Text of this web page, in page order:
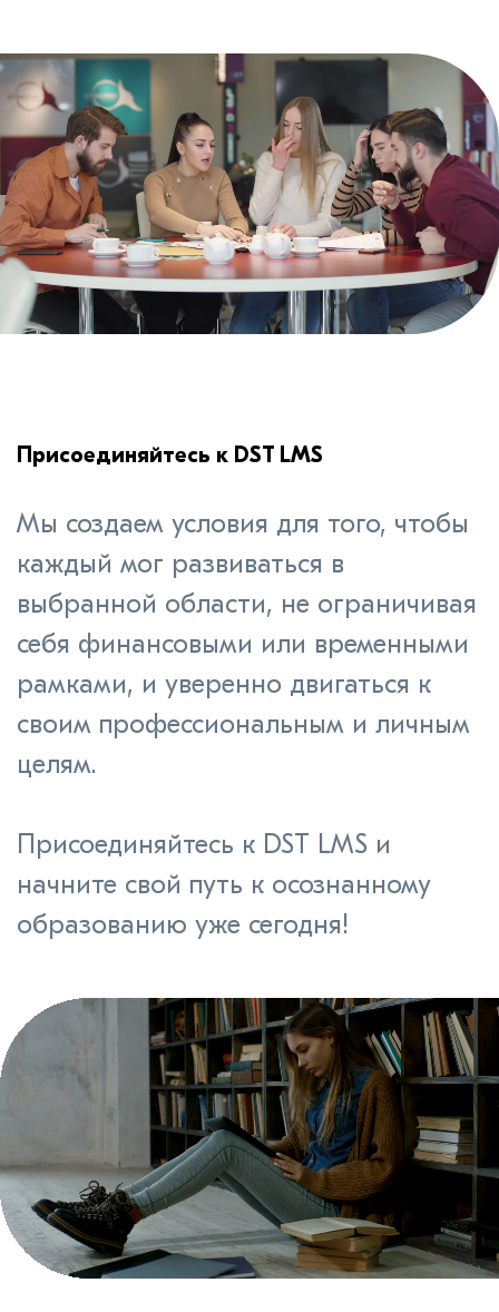
Присоединяйтесь к DST LMS
Мы создаем условия для того, чтобы
каждый мог развиваться в
выбранной области, не ограничивая
себя финансовыми или временными
рамками, и уверенно двигаться к
своим профессиональным и личным
целям.
Присоединяйтесь к DST LMS и
начните свой путь к осознанному
образованию уже сегодня!